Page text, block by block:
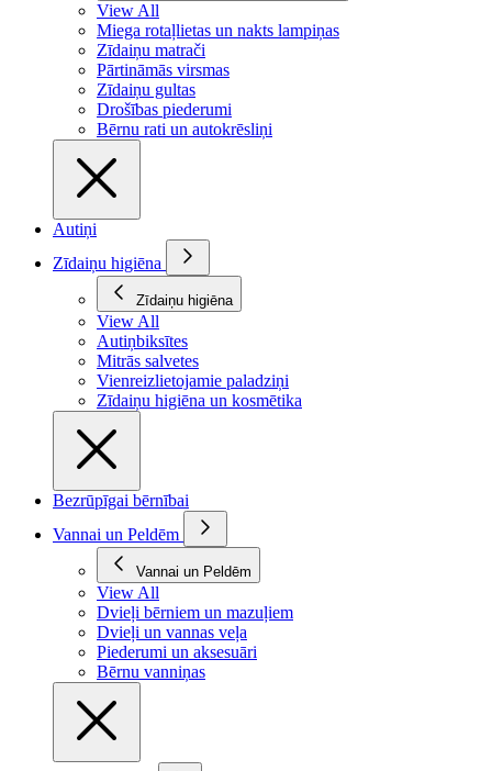
View All
Miega rotaļlietas un nakts lampiņas
Zīdaiņu matrači
Pārtināmās virsmas
Zīdaiņu gultas
Drošības piederumi
Bērnu rati un autokrēsliņi
Autiņi
Zīdaiņu higiēna
Zīdaiņu higiēna
View All
Autiņbiksītes
Mitrās salvetes
Vienreizlietojamie paladziņi
Zīdaiņu higiēna un kosmētika
Bezrūpīgai bērnībai
Vannai un Peldēm
Vannai un Peldēm
View All
Dvieļi bērniem un mazuļiem
Dvieļi un vannas veļa
Piederumi un aksesuāri
Bērnu vanniņas